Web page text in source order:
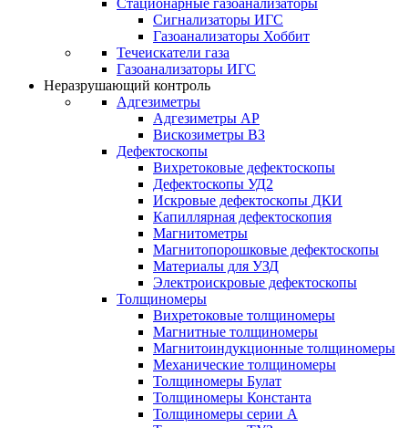
Стационарные газоанализаторы
Сигнализаторы ИГС
Газоанализаторы Хоббит
Течеискатели газа
Газоанализаторы ИГС
Неразрушающий контроль
Адгезиметры
Адгезиметры АР
Вискозиметры ВЗ
Дефектоскопы
Вихретоковые дефектоскопы
Дефектоскопы УД2
Искровые дефектоскопы ДКИ
Капиллярная дефектоскопия
Магнитометры
Магнитопорошковые дефектоскопы
Материалы для УЗД
Электроискровые дефектоскопы
Толщиномеры
Вихретоковые толщиномеры
Магнитные толщиномеры
Магнитоиндукционные толщиномеры
Механические толщиномеры
Толщиномеры Булат
Толщиномеры Константа
Толщиномеры серии А